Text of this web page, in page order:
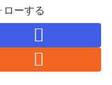
ローする